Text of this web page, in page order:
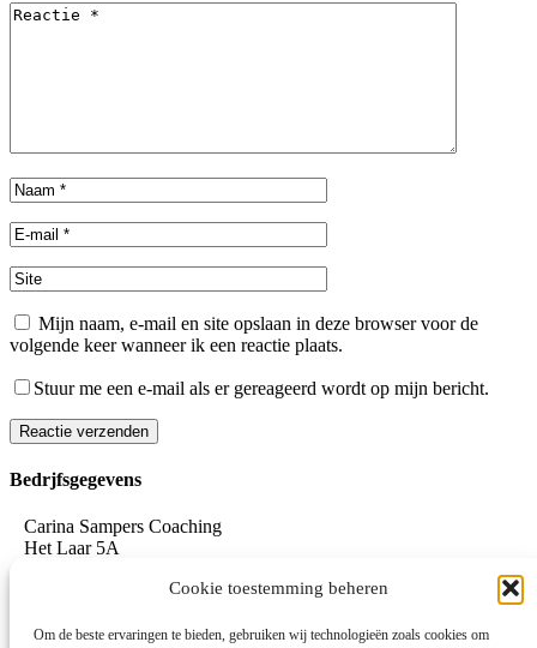
Cookie toestemming beheren
Om de beste ervaringen te bieden, gebruiken wij technologieën zoals cookies om
Mijn naam, e-mail en site opslaan in deze browser voor de
volgende keer wanneer ik een reactie plaats.
Stuur me een e-mail als er gereageerd wordt op mijn bericht.
Reactie verzenden
Alternative:
Bedrjfsgegevens
Carina Sampers Coaching
Het Laar 5A
www.carinasampers.nl